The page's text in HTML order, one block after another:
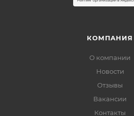
КОМПАНИЯ
О компании
Новости
Отзывы
Вакансии
Контакты